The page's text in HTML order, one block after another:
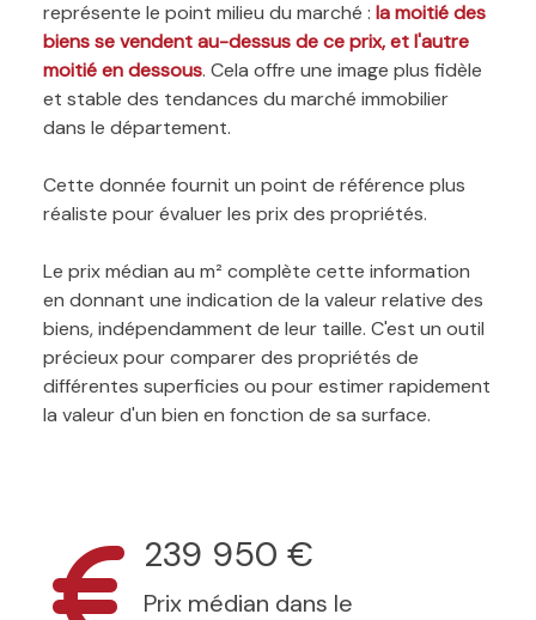
représente le point milieu du marché : la moitié des
biens se vendent au-dessus de ce prix, et l'autre
moitié en dessous. Cela offre une image plus fidèle
et stable des tendances du marché immobilier
dans le département.
Cette donnée fournit un point de référence plus
réaliste pour évaluer les prix des propriétés.
Le prix médian au m² complète cette information
en donnant une indication de la valeur relative des
biens, indépendamment de leur taille. C'est un outil
précieux pour comparer des propriétés de
différentes superficies ou pour estimer rapidement
la valeur d'un bien en fonction de sa surface.
239 950 €
Prix médian dans le